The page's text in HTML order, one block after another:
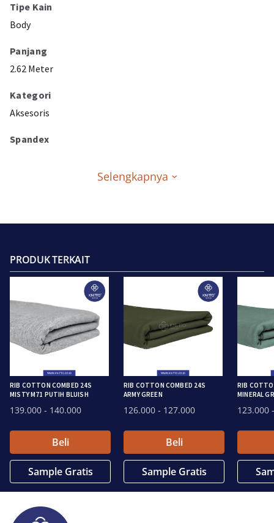
Tipe Kain
Body
Panjang
2.62 Meter
Kategori
Aksesoris
Spandex
Selengkapnya
PRODUK TERKAIT
RIB COTTON COMBED 24S
MISTY M71 PUTIH BLUISH
139.000 - 140.000
Beli
Sample Gratis
RIB COTTON COMBED 24S
ARMY GREEN
126.000 - 127.000
Beli
Sample Gratis
RIB
MINERAL
123.000